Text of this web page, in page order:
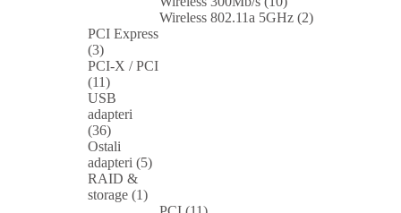
Wireless 802.11a 5GHz (2)
PCI Express
(3)
PCI-X / PCI
(11)
USB
adapteri
(36)
Ostali
adapteri (5)
RAID &
storage (1)